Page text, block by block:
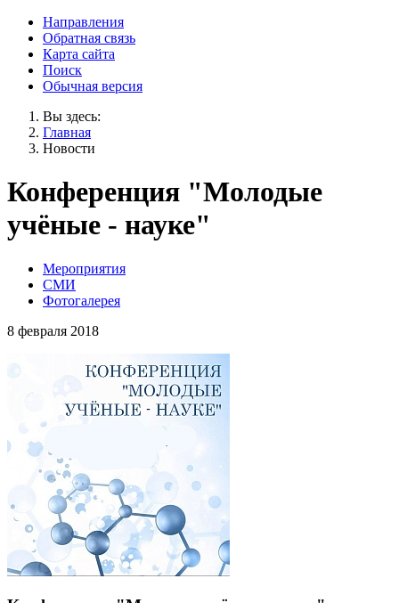
Направления
Обратная связь
Карта сайта
Поиск
Обычная версия
Вы здесь:
Главная
Новости
Конференция "Молодые
учёные - науке"
Мероприятия
СМИ
Фотогалерея
8 февраля 2018